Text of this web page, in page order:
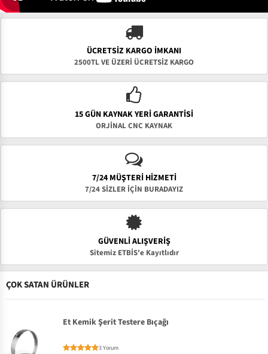
ÜCRETSIZ KARGO İMKANI
2500TL VE ÜZERİ ÜCRETSİZ KARGO
15 GÜN KAYNAK YERI GARANTISI
ORJİNAL CNC KAYNAK
7/24 MÜŞTERİ HİZMETİ
7/24 SİZLER İÇİN BURADAYIZ
GÜVENLI ALIŞVERIŞ
Sitemiz ETBİS'e Kayıtlıdır
ÇOK SATAN ÜRÜNLER
Et Kemik Şerit Testere Bıçağı
3 Yorum